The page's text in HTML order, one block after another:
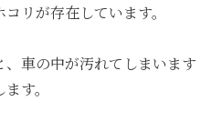
リが存在しています。
車の中が汚れてしまいます
す。